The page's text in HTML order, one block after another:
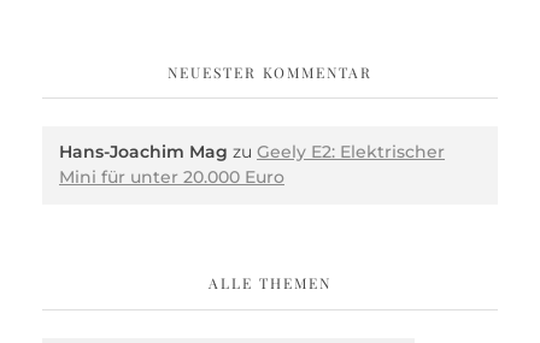
NEUESTER KOMMENTAR
Hans-Joachim Mag zu Geely E2: Elektrischer
Mini für unter 20.000 Euro
ALLE THEMEN